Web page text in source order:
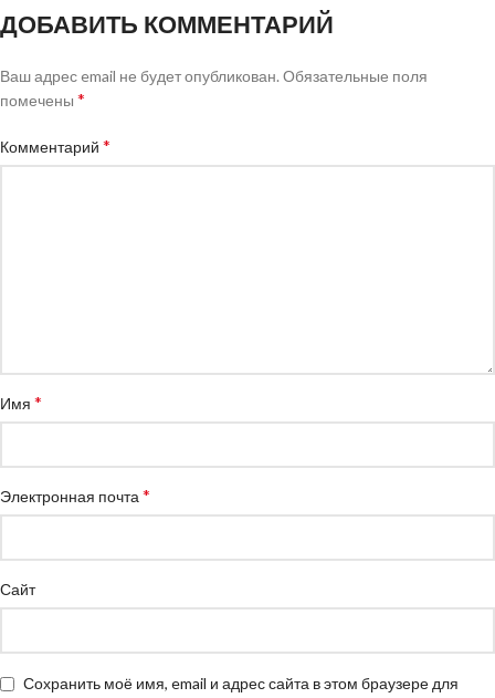
ДОБАВИТЬ КОММЕНТАРИЙ
Ваш адрес email не будет опубликован. Обязательные поля
помечены *
Комментарий *
Имя *
Электронная почта *
Сайт
Сохранить моё имя, email и адрес сайта в этом браузере для